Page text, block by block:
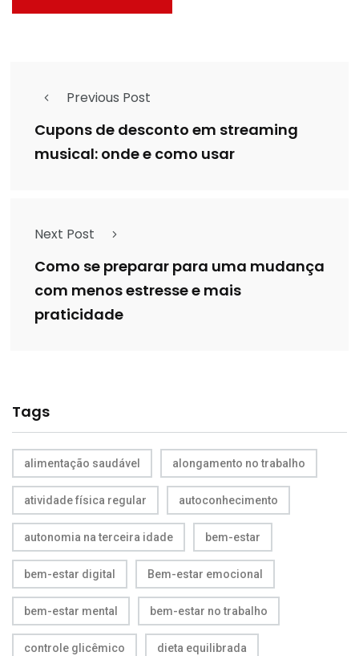
Previous Post
Cupons de desconto em streaming
musical: onde e como usar
Next Post
Como se preparar para uma mudança
com menos estresse e mais
praticidade
Tags
alimentação saudável alongamento no trabalho
atividade física regular autoconhecimento
autonomia na terceira idade bem-estar
bem-estar digital Bem-estar emocional
bem-estar mental bem-estar no trabalho
controle glicêmico dieta equilibrada